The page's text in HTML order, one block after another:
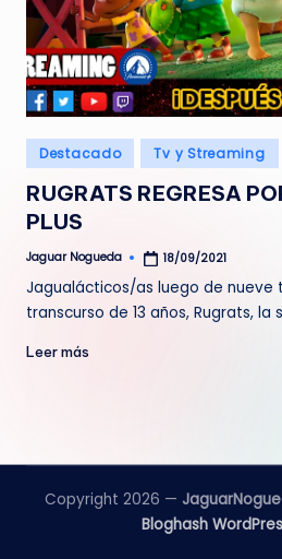
g
u
e
d
aPublicado
en
Destacado Tv y Streaming
RUGRATS REGRESA
PLUS
Publicado
Jaguar Nogueda 18/09/2021
Jagualácticos/as luego de nueve
transcurso de 13 años, Rugrats, la
Leer más
Copyright 2026 —
Bloghash